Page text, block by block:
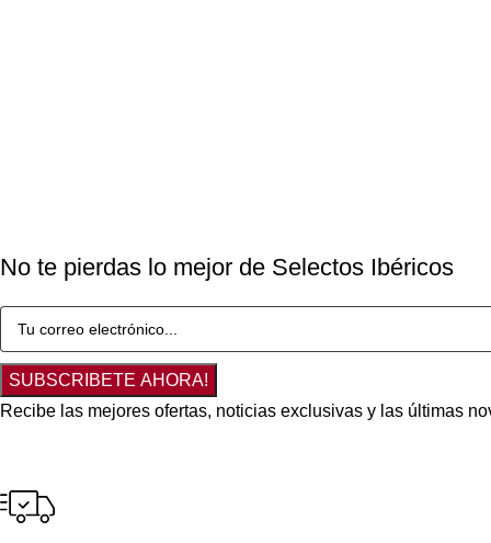
No te pierdas lo mejor de Selectos Ibéricos
SUBSCRIBETE AHORA!
Recibe las mejores ofertas, noticias exclusivas y las últimas